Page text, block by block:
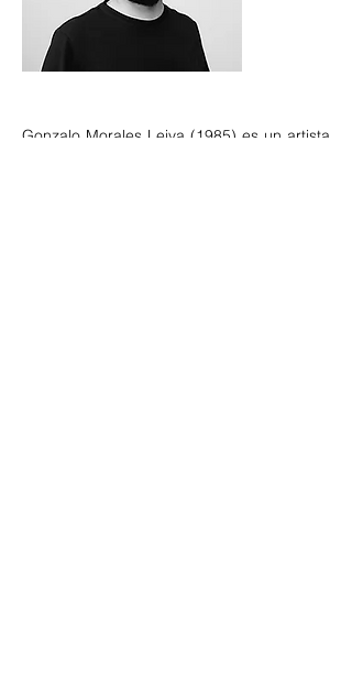
Gonzalo Morales Leiva (1985) es un artista